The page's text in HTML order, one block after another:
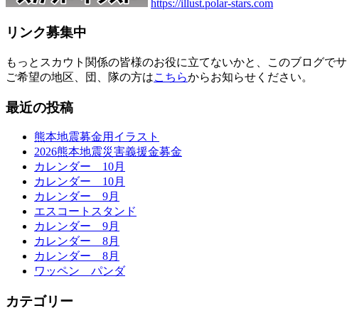
https://illust.polar-stars.com
リンク募集中
もっとスカウト関係の皆様のお役に立てないかと、このブログで
ご希望の地区、団、隊の方はこちらからお知らせください。
最近の投稿
熊本地震募金用イラスト
2026熊本地震災害義援金募金
カレンダー 10月
カレンダー 10月
カレンダー 9月
エスコートスタンド
カレンダー 9月
カレンダー 8月
カレンダー 8月
ワッペン パンダ
カテゴリー